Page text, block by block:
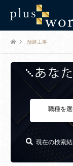
舗装工事
職種を
現在の検索